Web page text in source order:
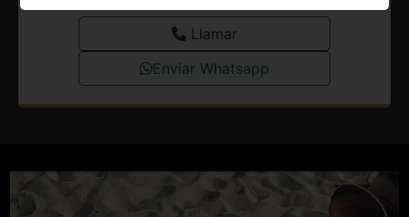
Llamar
Enviar Whatsapp